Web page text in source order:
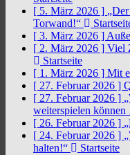
[ 5. März 2026 ]
Torwand!“
[ 3. März 2026 ]
[ 2. März 2026 ] Viel
Startseite
[ 1. März 2026 ] Mit
[ 27. Februar 2026 ]
[ 27. Februar 2026 ]
weiterspielen
[ 26. Februar 2026 ]
[ 24. Februar 2026 ]
halten!“
Startseite